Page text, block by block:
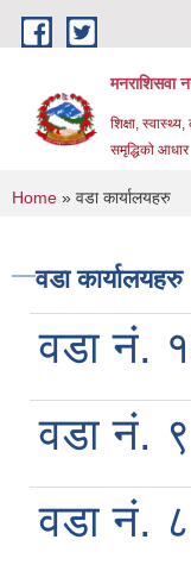
Skip to main content
मनराशिसवा
शिक्षा,
समृद्धिको आधार
You are
Home » वडा कार्यालयहरु
वडा कार्यालयहरु
वडा नं.
वडा नं. ९
वडा नं. ८